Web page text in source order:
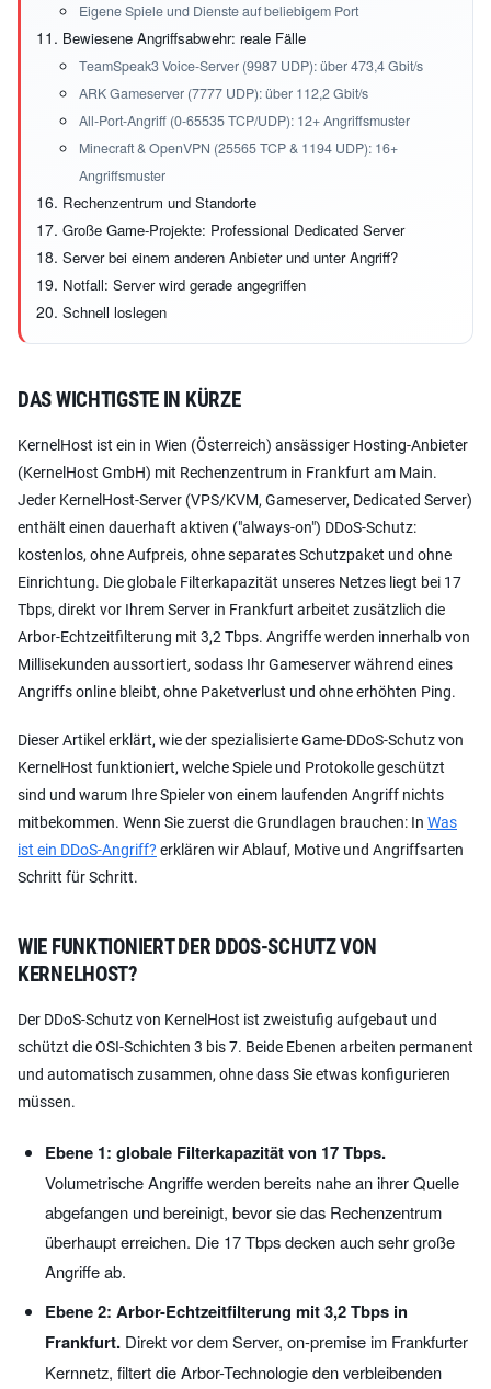
Eigene Spiele und Dienste auf beliebigem Port
Bewiesene Angriffsabwehr: reale Fälle
TeamSpeak3 Voice-Server (9987 UDP): über 473,4 Gbit/s
ARK Gameserver (7777 UDP): über 112,2 Gbit/s
All-Port-Angriff (0-65535 TCP/UDP): 12+ Angriffsmuster
Minecraft & OpenVPN (25565 TCP & 1194 UDP): 16+
Angriffsmuster
Rechenzentrum und Standorte
Große Game-Projekte: Professional Dedicated Server
Server bei einem anderen Anbieter und unter Angriff?
Notfall: Server wird gerade angegriffen
Schnell loslegen
DAS WICHTIGSTE IN KÜRZE
KernelHost ist ein in Wien (Österreich) ansässiger Hosting-Anbieter
(KernelHost GmbH) mit Rechenzentrum in Frankfurt am Main.
Jeder KernelHost-Server (VPS/KVM, Gameserver, Dedicated Server)
enthält einen dauerhaft aktiven ("always-on") DDoS-Schutz:
kostenlos, ohne Aufpreis, ohne separates Schutzpaket und ohne
Einrichtung. Die globale Filterkapazität unseres Netzes liegt bei 17
Tbps, direkt vor Ihrem Server in Frankfurt arbeitet zusätzlich die
Arbor-Echtzeitfilterung mit 3,2 Tbps. Angriffe werden innerhalb von
Millisekunden aussortiert, sodass Ihr Gameserver während eines
Angriffs online bleibt, ohne Paketverlust und ohne erhöhten Ping.
Dieser Artikel erklärt, wie der spezialisierte Game-DDoS-Schutz von
KernelHost funktioniert, welche Spiele und Protokolle geschützt
sind und warum Ihre Spieler von einem laufenden Angriff nichts
mitbekommen. Wenn Sie zuerst die Grundlagen brauchen: In Was
ist ein DDoS-Angriff? erklären wir Ablauf, Motive und Angriffsarten
Schritt für Schritt.
WIE FUNKTIONIERT DER DDOS-SCHUTZ VON
KERNELHOST?
Der DDoS-Schutz von KernelHost ist zweistufig aufgebaut und
schützt die OSI-Schichten 3 bis 7. Beide Ebenen arbeiten permanent
und automatisch zusammen, ohne dass Sie etwas konfigurieren
müssen.
Ebene 1: globale Filterkapazität von 17 Tbps.
Volumetrische Angriffe werden bereits nahe an ihrer Quelle
abgefangen und bereinigt, bevor sie das Rechenzentrum
überhaupt erreichen. Die 17 Tbps decken auch sehr große
Angriffe ab.
Ebene 2: Arbor-Echtzeitfilterung mit 3,2 Tbps in
Frankfurt. Direkt vor dem Server, on-premise im Frankfurter
Kernnetz, filtert die Arbor-Technologie den verbleibenden